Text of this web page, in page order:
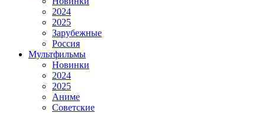
2024
2025
Зарубежные
Россия
Мультфильмы
Новинки
2024
2025
Аниме
Советские